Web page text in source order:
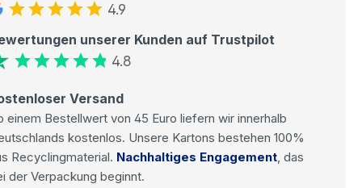
4.9
unserer Kunden auf Trustpilot
4.8
Versand
einem Bestellwert von 45 Euro liefern wir innerhalb
kostenlos. Unsere Kartons bestehen 100%
Recyclingmaterial. Nachhaltiges Engagement, das
der Verpackung beginnt.